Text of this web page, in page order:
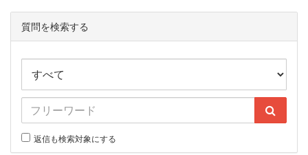
質問を検索する
返信も検索対象にする